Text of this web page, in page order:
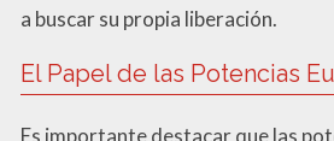
a buscar su propia liberación.
El Papel de las Potencias
Es importante destacar que las